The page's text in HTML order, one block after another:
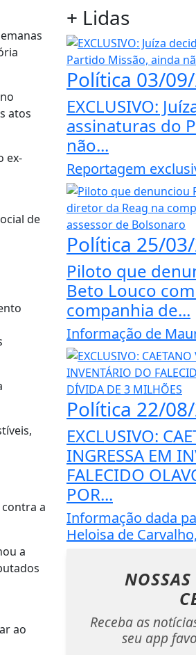
atos
ex-
de
a
a
ao
+ Lidas
Política 03/
EXCLUSIVO:
assinaturas do
não...
Reportagem
Política 25/
Piloto que
Beto Louco
companhia de...
Informação de
Política 22/
EXCLUSIVO:
INGRESSA EM
FALECIDO
POR...
Informação dada
Heloisa de
Receba as
seu app